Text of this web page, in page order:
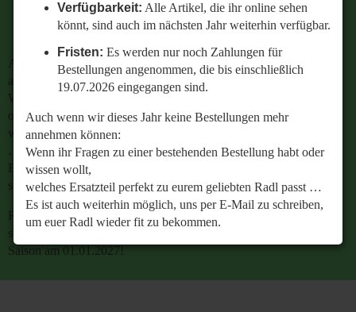
Verfügbarkeit: Alle Artikel, die ihr online sehen
könnt, sind auch im nächsten Jahr weiterhin verfügbar.
Fristen: Es werden nur noch Zahlungen für
Bestellungen angenommen, die bis einschließlich
19.07.2026 eingegangen sind.
Auch wenn wir dieses Jahr keine Bestellungen mehr
annehmen können:
Wenn ihr Fragen zu einer bestehenden Bestellung habt oder
wissen wollt,
welches Ersatzteil perfekt zu eurem geliebten Radl passt …
Es ist auch weiterhin möglich, uns per E-Mail zu schreiben,
um euer Radl wieder fit zu bekommen.
Retrobike wünscht euch eine gesunde Radlzeit und freut
Bestellungen angenommen, die bis einschließlich
19.07.2026 eingegangen sind.
Auch wenn wir dieses Jahr keine Bestellungen mehr
annehmen können:
Wenn ihr Fragen zu einer bestehenden Bestellung habt
oder wissen wollt,
welches Ersatzteil perfekt zu eurem geliebten Radl passt
…
Es ist auch weiterhin möglich, uns per E-Mail zu
schreiben, um euer Radl wieder fit zu bekommen.
Retrobike wünscht euch eine gesunde Radlzeit und freut
sich schon jetzt auf den gemeinsamen Start in die neue
Saison am 01.01.2027!